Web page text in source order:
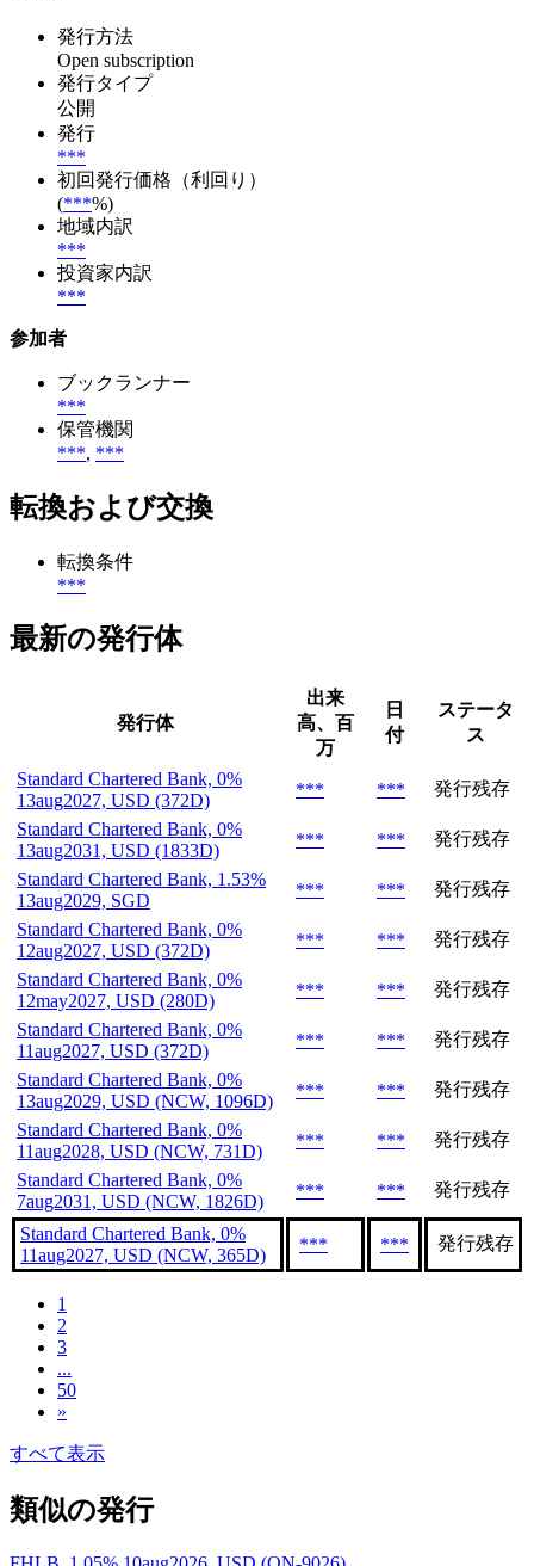
発行方法
Open subscription
発行タイプ
公開
発行
***
初回発行価格（利回り）
(***%)
地域内訳
***
投資家内訳
***
参加者
ブックランナー
***
保管機関
***, ***
転換および交換
転換条件
***
最新の発行体
発行体
出来
高、百
万
日
付
ステータ
ス
Standard Chartered Bank, 0%
13aug2027, USD (372D)
*** ***
発行残存
Standard Chartered Bank, 0%
13aug2031, USD (1833D)
*** ***
発行残存
Standard Chartered Bank, 1.53%
13aug2029, SGD
*** ***
発行残存
Standard Chartered Bank, 0%
12aug2027, USD (372D)
*** ***
発行残存
Standard Chartered Bank, 0%
12may2027, USD (280D)
*** ***
発行残存
Standard Chartered Bank, 0%
11aug2027, USD (372D)
*** ***
発行残存
Standard Chartered Bank, 0%
13aug2029, USD (NCW, 1096D)
*** ***
発行残存
Standard Chartered Bank, 0%
11aug2028, USD (NCW, 731D)
*** ***
発行残存
Standard Chartered Bank, 0%
7aug2031, USD (NCW, 1826D)
*** *** 発行残存
Standard Chartered Bank, 0%
11aug2027, USD (NCW, 365D)
*** *** 発行残存
1
2
3
...
50
»
すべて表示
類似の発行